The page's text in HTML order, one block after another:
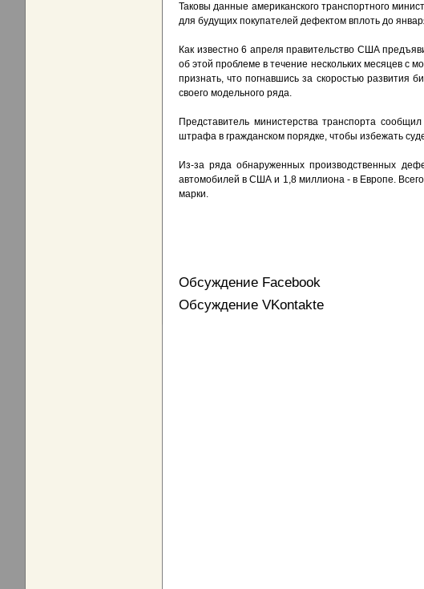
Таковы данные американского транспортного
для будущих покупателей дефектом вплоть до
Как известно 6 апреля правительство США
об этой проблеме в течение нескольких месяцев с
признать, что погнавшись за скоростью развития
своего модельного ряда.
Представитель министерства транспорта
штрафа в гражданском порядке, чтобы избежать
Из-за ряда обнаруженных производственных
автомобилей в США и 1,8 миллиона - в Европе.
марки.
Обсуждение Facebook
Обсуждение VKontakte